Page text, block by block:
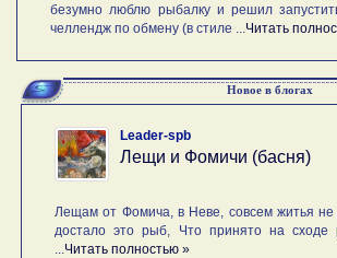
безумно люблю рыбалку и решил
челлендж по обмену (в стиле ... Читать
Новое в блогах
Leader-spb
Лещи и Фомичи (басня)
Лещам от Фомича, в Неве, совсем житья не
достало это рыб, Что принято на сходе
Читать полностью »